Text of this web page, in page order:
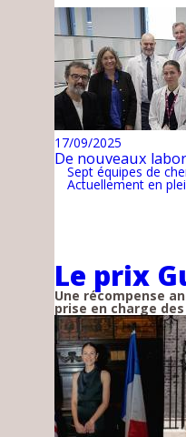
17/09/2025
De nouveaux
Sept équipes de
Actuellement en
Le prix
Une récompense
prise en charge